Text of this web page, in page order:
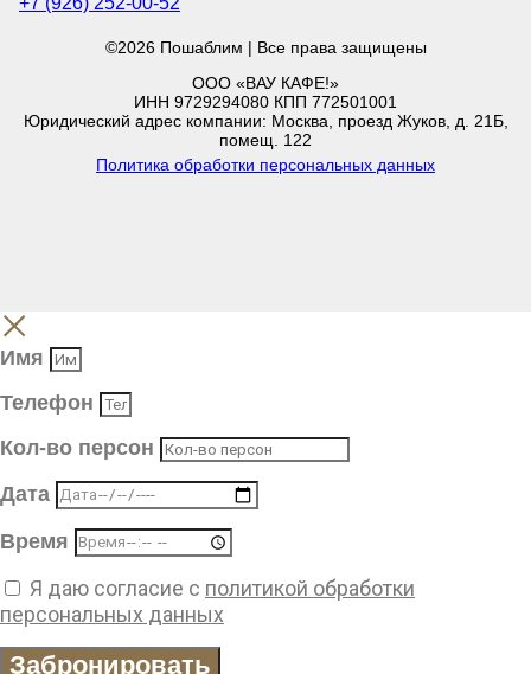
©2026 Пошаблим | Все права защищены
ООО «ВАУ КАФЕ!»
ИНН 9729294080 КПП 772501001
Юридический адрес компании: Москва, проезд Жуков, д. 21Б,
помещ. 122
Политика обработки персональных данных
Имя
Телефон
Кол-во персон
Дата
Время
Я даю согласие с политикой обработки
персональных данных
Забронировать